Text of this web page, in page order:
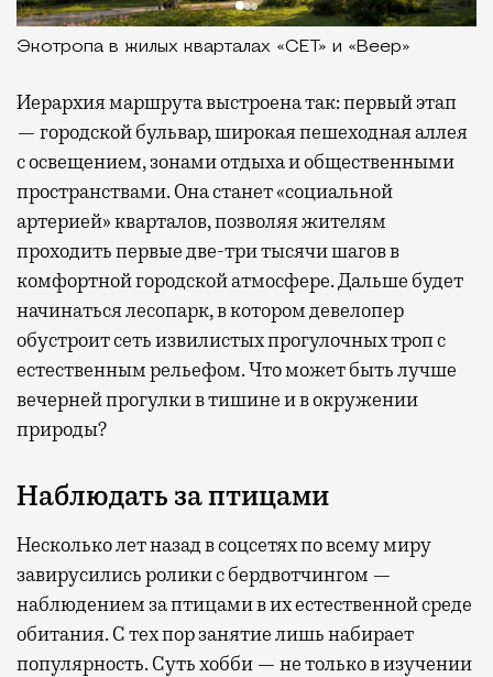
Экотропа в жилых кварталах «СЕТ» и «Веер»
Иерархия маршрута выстроена так: первый этап
— городской бульвар, широкая пешеходная аллея
с освещением, зонами отдыха и общественными
пространствами. Она станет «социальной
артерией» кварталов, позволяя жителям
проходить первые две-три тысячи шагов в
комфортной городской атмосфере. Дальше будет
начинаться лесопарк, в котором девелопер
обустроит сеть извилистых прогулочных троп с
естественным рельефом. Что может быть лучше
вечерней прогулки в тишине и в окружении
природы?
Наблюдать за птицами
Несколько лет назад в соцсетях по всему миру
завирусились ролики с бердвотчингом —
наблюдением за птицами в их естественной среде
обитания. С тех пор занятие лишь набирает
популярность. Суть хобби — не только в изучении